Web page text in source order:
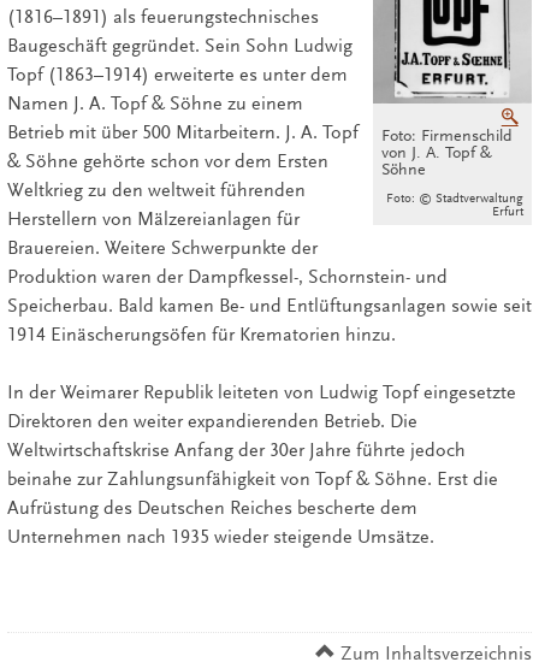
Foto: Firmenschild
von J. A. Topf &
Söhne
Foto: © Stadtverwaltung
Erfurt
(1816–1891) als feuerungstechnisches
Baugeschäft gegründet. Sein Sohn Ludwig
Topf (1863–1914) erweiterte es unter dem
Namen J. A. Topf & Söhne zu einem
Betrieb mit über 500 Mitarbeitern. J. A. Topf
& Söhne gehörte schon vor dem Ersten
Weltkrieg zu den weltweit führenden
Herstellern von Mälzereianlagen für
Brauereien. Weitere Schwerpunkte der
Produktion waren der Dampfkessel-, Schornstein- und
Speicherbau. Bald kamen Be- und Entlüftungsanlagen sowie seit
1914 Einäscherungsöfen für Krematorien hinzu.
In der Weimarer Republik leiteten von Ludwig Topf eingesetzte
Direktoren den weiter expandierenden Betrieb. Die
Weltwirtschaftskrise Anfang der 30er Jahre führte jedoch
beinahe zur Zahlungsunfähigkeit von Topf & Söhne. Erst die
Aufrüstung des Deutschen Reiches bescherte dem
Unternehmen nach 1935 wieder steigende Umsätze.
Zum Inhaltsverzeichnis